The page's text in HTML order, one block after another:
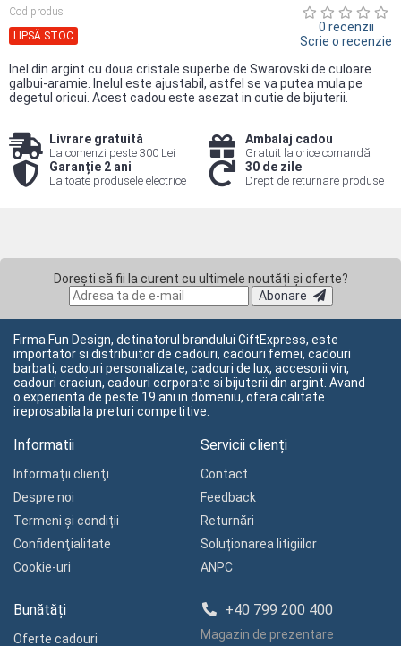
Cod produs
LIPSĂ STOC
0 recenzii
Scrie o recenzie
Inel din argint cu doua cristale superbe de Swarovski de culoare
galbui-aramie. Inelul este ajustabil, astfel se va putea mula pe
degetul oricui. Acest cadou este asezat in cutie de bijuterii.
Livrare gratuită
La comenzi peste 300 Lei
Ambalaj cadou
Gratuit la orice comandă
Garanție 2 ani
La toate produsele electrice
30 de zile
Drept de returnare produse
Dorești să fii la curent cu ultimele noutăți și oferte?
Abonare
Firma Fun Design, detinatorul brandului GiftExpress, este
importator si distribuitor de cadouri, cadouri femei, cadouri
barbati, cadouri personalizate, cadouri de lux, accesorii vin,
cadouri craciun, cadouri corporate si bijuterii din argint. Avand
o experienta de peste 19 ani in domeniu, ofera calitate
ireprosabila la preturi competitive.
Informatii
Informaţii clienţi
Despre noi
Termeni și condiții
Confidenţialitate
Cookie-uri
Servicii clienți
Contact
Feedback
Returnări
Soluționarea litigiilor
ANPC
Bunătăți
Oferte cadouri
+40 799 200 400
Magazin de prezentare